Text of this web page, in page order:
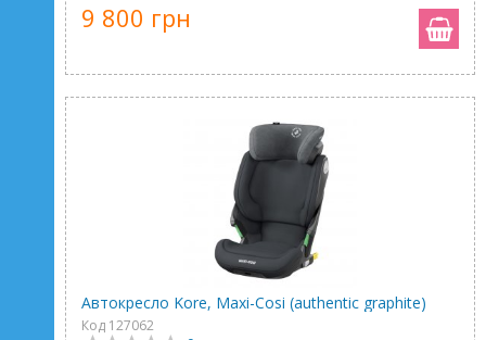
9 800 грн
Автокресло Kore, Maxi-Cosi (authentic graphite)
Код 127062